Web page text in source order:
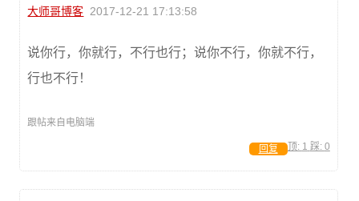
大师哥博客 2017-12-21 17:13:58
说你行，你就行，不行也行；说你不行，你就不行，
行也不行！
跟帖来自电脑端
顶: 1 踩: 0
回复